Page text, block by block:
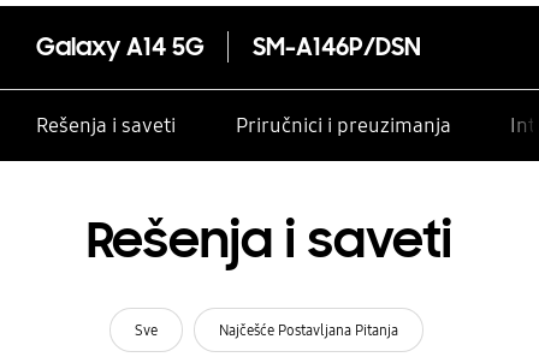
Galaxy A14 5G SM-A146P/DSN
Rešenja i saveti Priručnici i preuzimanja
Rešenja i saveti
Sve Najčešće Postavljana Pitanja